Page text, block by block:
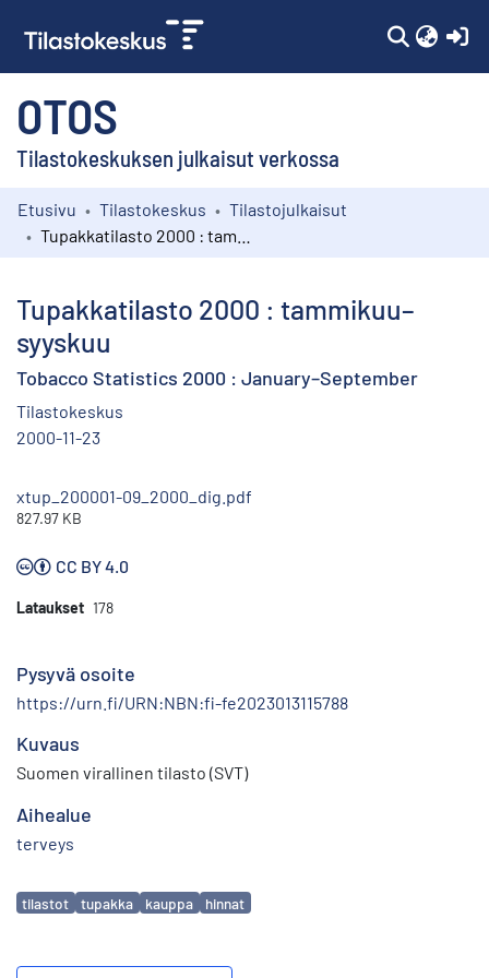
OTOS
Tilastokeskuksen julkaisut verkossa
Kokoelmat
Etusivu Tilastokeskus
Tilastojulkaisut
Tupakkatilasto 2000 : tammikuu–
syyskuu
Tobacco Statistics 2000 : January–September
Tilastokeskus
2000-11-23
xtup_200001-09_2000_dig.pdf
827.97 KB
CC BY 4.0
Lataukset 178
Pysyvä osoite
https://urn.fi/URN:NBN:fi-fe2023013115788
Kuvaus
Suomen virallinen tilasto (SVT)
Aihealue
terveys
Avainsanat
tilastot tupakka kauppa hinnat